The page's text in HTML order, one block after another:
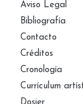
Aviso Legal
Bibliografía
Contacto
Créditos
Cronología
Currículum